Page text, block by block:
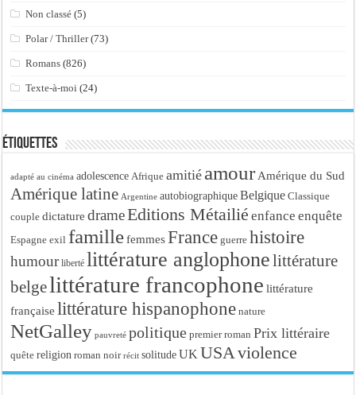
Non classé (5)
Polar / Thriller(73)
Romans (826)
Texte-à-moi (24)
Étiquettes
adapté au cinéma adolescence Afrique amitié amour Amérique du Sud
Amérique latine Argentine autobiographique Belgique Classique
couple dictature drameEditions Métailié enfance enquête
Espagne exil famille femmes France guerre histoire
humour liberté littérature anglophonelittérature
belgelittérature francophone littérature
française littérature hispanophone nature
NetGalley pauvreté politique premier roman Prix littéraire
quête religion roman noir récit solitude UK USAviolence